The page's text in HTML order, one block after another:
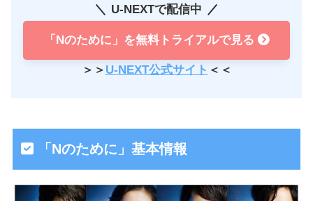
U-NEXTで配信中
「Nのために」を無料トライアルで見る
＞＞ U-NEXT公式サイト ＜＜
「Nのために」基本情報